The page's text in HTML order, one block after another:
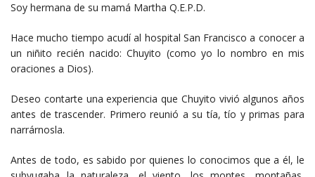
Soy hermana de su mamá Martha Q.E.P.D.
Hace mucho tiempo acudí al hospital San Francisco a conocer a
un niñito recién nacido: Chuyito (como yo lo nombro en mis
oraciones a Dios).
Deseo contarte una experiencia que Chuyito vivió algunos años
antes de trascender. Primero reunió a su tía, tío y primas para
narrárnosla.
Antes de todo, es sabido por quienes lo conocimos que a él, le